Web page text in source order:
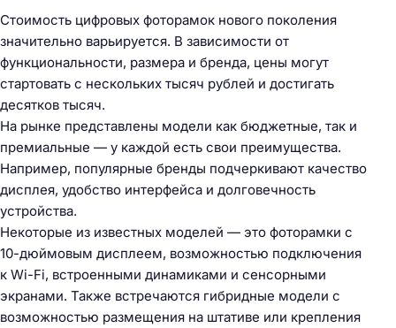
Стоимость цифровых фоторамок нового поколения
значительно варьируется. В зависимости от
функциональности, размера и бренда, цены могут
стартовать с нескольких тысяч рублей и достигать
десятков тысяч.
На рынке представлены модели как бюджетные, так и
премиальные — у каждой есть свои преимущества.
Например, популярные бренды подчеркивают качество
дисплея, удобство интерфейса и долговечность
устройства.
Некоторые из известных моделей — это фоторамки с
10-дюймовым дисплеем, возможностью подключения
к Wi-Fi, встроенными динамиками и сенсорными
экранами. Также встречаются гибридные модели с
возможностью размещения на штативе или крепления
: